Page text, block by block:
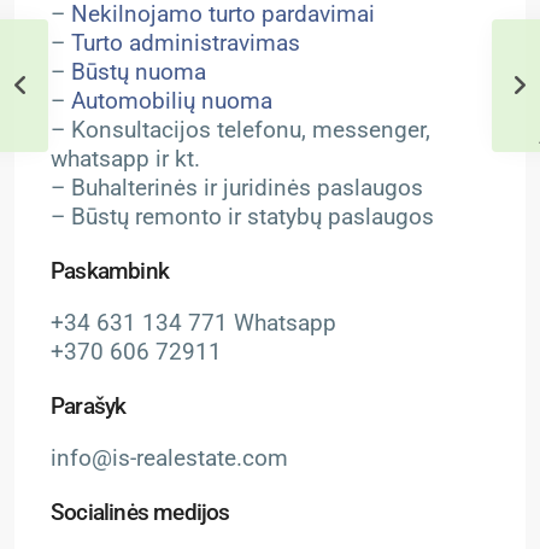
– Nekilnojamo turto pardavimai
– Turto administravimas
– Būstų nuoma
– Automobilių nuoma
– Konsultacijos telefonu, messenger,
whatsapp ir kt.
– Buhalterinės ir juridinės paslaugos
– Būstų remonto ir statybų paslaugos
Paskambink
+34 631 134 771 Whatsapp
+370 606 72911
Parašyk
info@is-realestate.com
Socialinės medijos